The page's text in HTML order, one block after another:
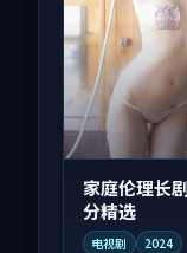
家庭伦理长
分精选
电视剧 2024